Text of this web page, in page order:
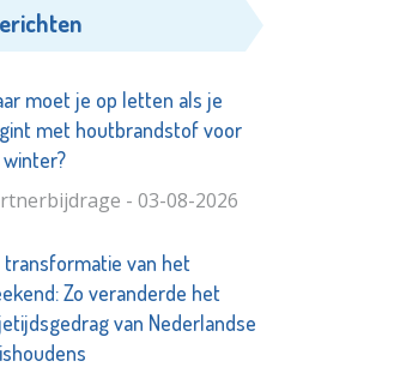
moet je op letten als je
met houtbrandstof voor
winter?
- 03-08-2026
transformatie van het
Zo veranderde het
van Nederlandse